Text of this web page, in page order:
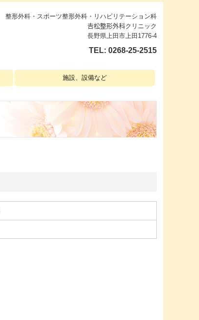
整形外科・スポーツ整形外科・リハビリテーション科
𠮷松整形外科クリニック
長野県上田市上田1776-4
TEL: 0268-25-2515
施設、設備など